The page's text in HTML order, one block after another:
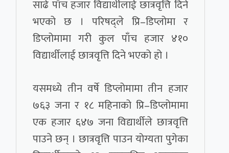
साढे पाँच हजार विद्यार्थीलाई छात्रवृत्ति दिने
भएको छ । परिषद्ले प्रि–डिप्लोमा र
डिप्लोमामा गरी कुल पाँच हजार ४१०
विद्यार्थीलाई छात्रवृत्ति दिने भएको हो ।
यसमध्ये तीन वर्षे डिप्लोमामा तीन हजार
७६३ जना र १८ महिनाको प्रि–डिप्लोमामा
एक हजार ६४७ जना विद्यार्थीले छात्रवृत्ति
पाउने छन् । छात्रवृत्ति पाउन योग्यता पुगेका